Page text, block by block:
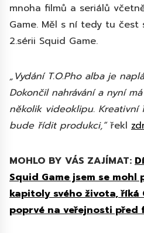
mnoha filmů a seriálů
Game. Měl s ní tedy tu čest
2.sérii Squid Game.
„Vydání T.O.Pho alba je
Dokončil nahrávání a nyní
několik videoklipu. Kreativní
bude řídit produkci,”řekl
MOHLO BY VÁS ZAJÍMAT:
Squid Game jsem se
kapitoly svého života, říká
poprvé na veřejnosti před